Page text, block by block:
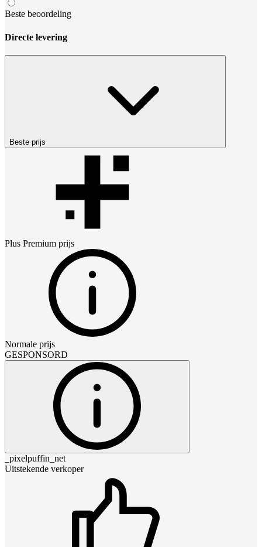
Beste beoordeling
Directe levering
Beste prijs
Plus Premium prijs
Normale prijs
GESPONSORD
_pixelpuffin_net
Uitstekende verkoper